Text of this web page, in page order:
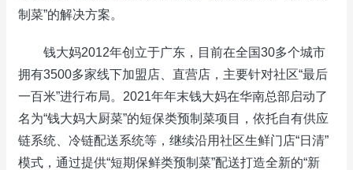
制菜”的解决方案。
钱大妈2012年创立于广东，目前在全国30多个城市
拥有3500多家线下加盟店、直营店，主要针对社区“最后
一百米”进行布局。2021年年末钱大妈在华南总部启动了
名为“钱大妈大厨菜”的短保类预制菜项目，依托自有供应
链系统、冷链配送系统等，继续沿用社区生鲜门店“日清”
模式，通过提供“短期保鲜类预制菜”配送打造全新的“新